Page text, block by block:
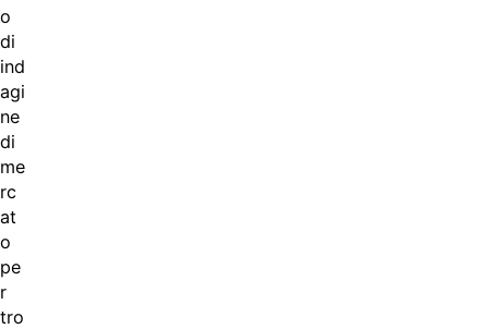
o
di
ind
agi
ne
di
me
rc
at
o
pe
r
tro